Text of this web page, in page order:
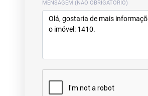
MENSAGEM (NÃO OBRIGATÓRIO)